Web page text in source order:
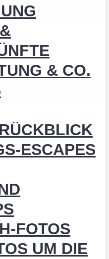
& CO.
ESCAPES
FOTOS
UM DIE